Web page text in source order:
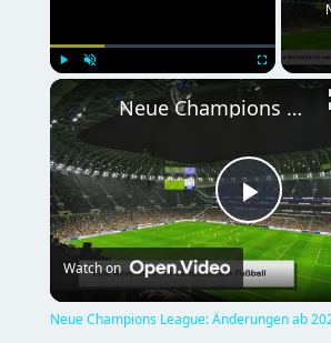
Play Fullscreen
P
l
Neue Champions League: Änderungen ab 2024/25
Watch on
Neue Champions League: Änderungen ab